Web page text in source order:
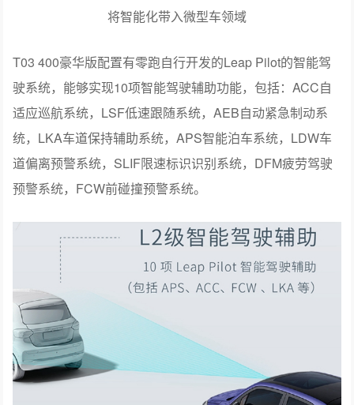
将智能化带入微型车领域
T03 400豪华版配置有零跑自行开发的Leap Pilot的智能驾
驶系统，能够实现10项智能驾驶辅助功能，包括：ACC自
适应巡航系统，LSF低速跟随系统，AEB自动紧急制动系
统，LKA车道保持辅助系统，APS智能泊车系统，LDW车
道偏离预警系统，SLIF限速标识识别系统，DFM疲劳驾驶
预警系统，FCW前碰撞预警系统。